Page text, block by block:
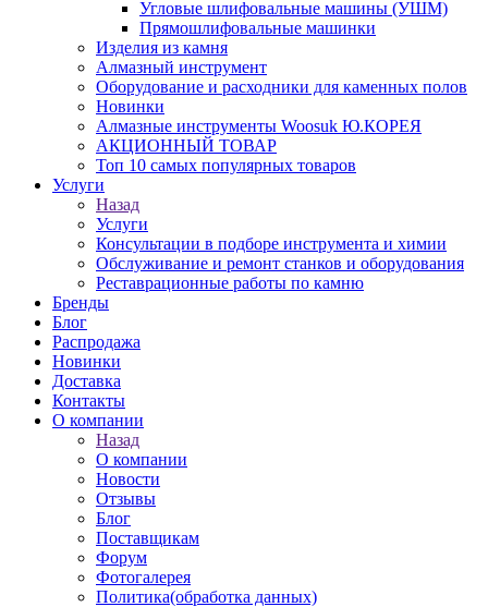
Угловые шлифовальные машины (УШМ)
Прямошлифовальные машинки
Изделия из камня
Алмазный инструмент
Оборудование и расходники для каменных полов
Новинки
Алмазные инструменты Woosuk Ю.КОРЕЯ
АКЦИОННЫЙ ТОВАР
Топ 10 самых популярных товаров
Услуги
Назад
Услуги
Консультации в подборе инструмента и химии
Обслуживание и ремонт станков и оборудования
Реставрационные работы по камню
Бренды
Блог
Распродажа
Новинки
Доставка
Контакты
О компании
Назад
О компании
Новости
Отзывы
Блог
Поставщикам
Форум
Фотогалерея
Политика(обработка данных)